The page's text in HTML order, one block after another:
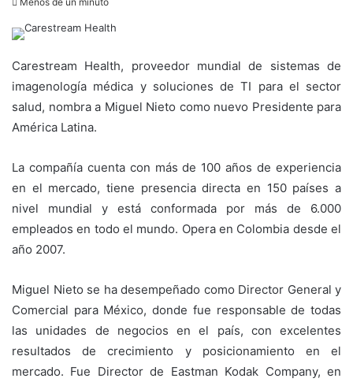
Carestream Health, proveedor mundial de sistemas de
imagenología médica y soluciones de TI para el sector
salud, nombra a Miguel Nieto como nuevo Presidente para
América Latina.
La compañía cuenta con más de 100 años de experiencia
en el mercado, tiene presencia directa en 150 países a
nivel mundial y está conformada por más de 6.000
empleados en todo el mundo. Opera en Colombia desde el
año 2007.
Miguel Nieto se ha desempeñado como Director General y
Comercial para México, donde fue responsable de todas
las unidades de negocios en el país, con excelentes
resultados de crecimiento y posicionamiento en el
mercado. Fue Director de Eastman Kodak Company, en